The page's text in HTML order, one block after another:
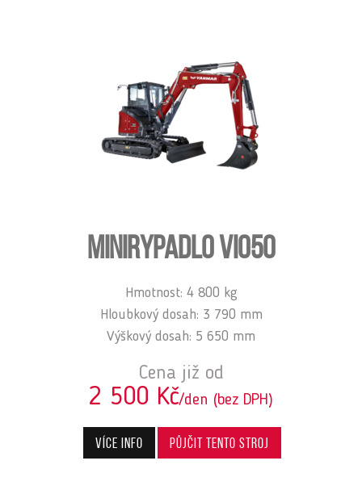
MINIRYPADLO VIO50
Hmotnost: 4 800 kg
Hloubkový dosah: 3 790 mm
Výškový dosah: 5 650 mm
Cena již od
2 500 Kč/den (bez DPH)
Více info Půjčit tento stroj